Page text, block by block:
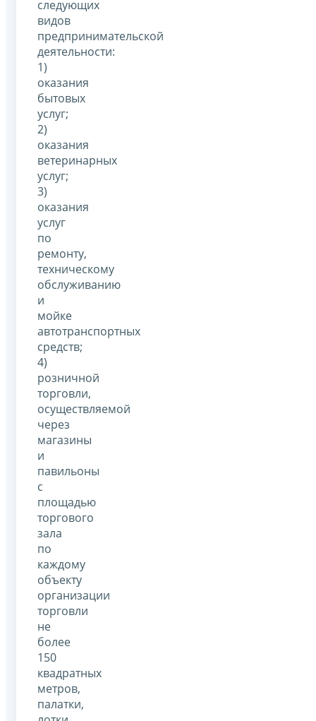
следующих
видов
предпринимательской
деятельности:
1)
оказания
бытовых
услуг;
2)
оказания
ветеринарных
услуг;
3)
оказания
услуг
по
ремонту,
техническому
обслуживанию
и
мойке
автотранспортных
средств;
4)
розничной
торговли,
осуществляемой
через
магазины
и
павильоны
с
площадью
торгового
зала
по
каждому
объекту
организации
торговли
не
более
150
квадратных
метров,
палатки,